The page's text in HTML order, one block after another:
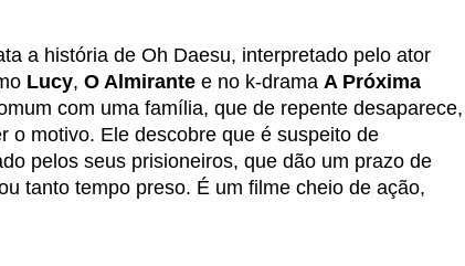
a história de Oh Daesu, interpretado pelo ator
Lucy, O Almirante e no k-drama A Próxima
com uma família, que de repente desaparece,
o motivo. Ele descobre que é suspeito de
pelos seus prisioneiros, que dão um prazo de
tanto tempo preso. É um filme cheio de ação,